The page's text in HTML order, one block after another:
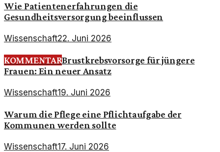
Wie Patientenerfahrungen die
Gesundheitsversorgung beeinflussen
Wissenschaft22. Juni 2026
KOMMENTARBrustkrebsvorsorge für jüngere
Frauen: Ein neuer Ansatz
Wissenschaft19. Juni 2026
Warum die Pflege eine Pflichtaufgabe der
Kommunen werden sollte
Wissenschaft17. Juni 2026